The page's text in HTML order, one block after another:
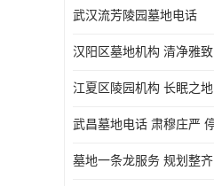
武汉流芳陵园墓地电话
江夏区陵园机构 长眠之地